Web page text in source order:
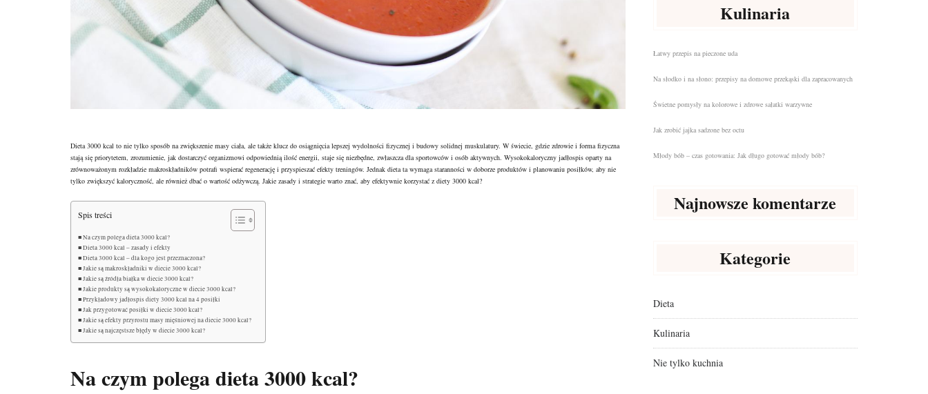
Dieta 3000 kcal to nie tylko sposób na zwiększenie masy ciała, ale także klucz do osiągnięcia lepszej wydolności fizycznej i budowy solidnej muskulatury. W świecie, gdzie zdrowie i forma fizyczna
stają się priorytetem, zrozumienie, jak dostarczyć organizmowi odpowiednią ilość energii, staje się niezbędne, zwłaszcza dla sportowców i osób aktywnych. Wysokokaloryczny jadłospis oparty na
zrównoważonym rozkładzie makroskładników potrafi wspierać regenerację i przyspieszać efekty treningów. Jednak dieta ta wymaga staranności w doborze produktów i planowaniu posiłków, aby nie
tylko zwiększyć kaloryczność, ale również dbać o wartość odżywczą. Jakie zasady i strategie warto znać, aby efektywnie korzystać z diety 3000 kcal?
Spis treści
Na czym polega dieta 3000 kcal?
Dieta 3000 kcal – zasady i efekty
Dieta 3000 kcal – dla kogo jest przeznaczona?
Jakie są makroskładniki w diecie 3000 kcal?
Jakie są źródła białka w diecie 3000 kcal?
Jakie produkty są wysokokaloryczne w diecie 3000 kcal?
Przykładowy jadłospis diety 3000 kcal na 4 posiłki
Jak przygotować posiłki w diecie 3000 kcal?
Jakie są efekty przyrostu masy mięśniowej na diecie 3000 kcal?
Jakie są najczęstsze błędy w diecie 3000 kcal?
Na czym polega dieta 3000 kcal?
Kulinaria
Łatwy przepis na pieczone uda
Na słodko i na słono: przepisy na domowe przekąski dla zapracowanych
Świetne pomysły na kolorowe i zdrowe sałatki warzywne
Jak zrobić jajka sadzone bez octu
Młody bób – czas gotowania: Jak długo gotować młody bób?
Najnowsze komentarze
Kategorie
Dieta
Kulinaria
Nie tylko kuchnia